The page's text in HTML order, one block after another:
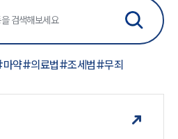
마약#의료법#조세범#무죄